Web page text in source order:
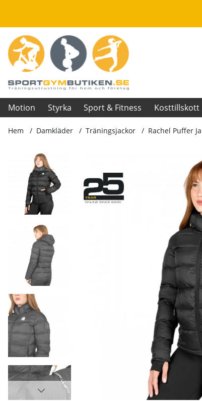
Motion Styrka Sport & Fitness Kosttillskott
Hem Damkläder Träningsjackor Rachel Puffer
Produktbilder Rachel Puffer Jacket, black